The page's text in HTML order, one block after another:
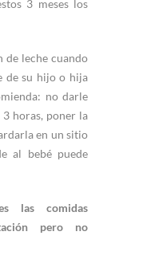
3 meses los
de leche cuando
de su hijo o hija
no darle
horas, poner la
en un sitio
al bebé puede
las comidas
pero no